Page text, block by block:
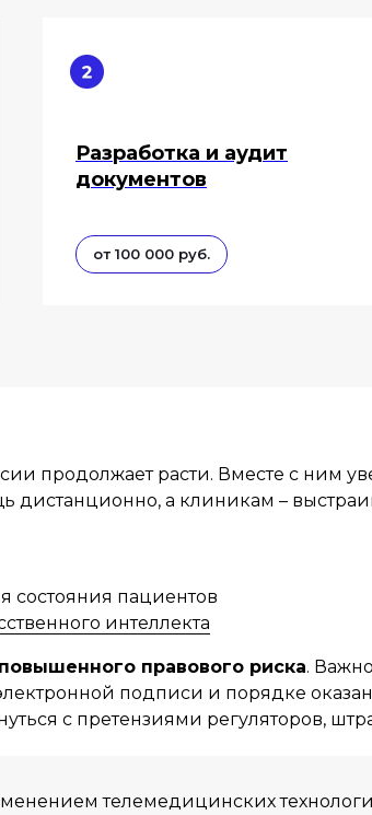
Разработка и аудит
документов
от 100 000 руб.
продолжает расти. Вместе с ним
а клиникам –
состояния пациентов
интеллекта
повышенного правового риска.
подписи и порядке
с претензиями регуляторов,
телемедицинских